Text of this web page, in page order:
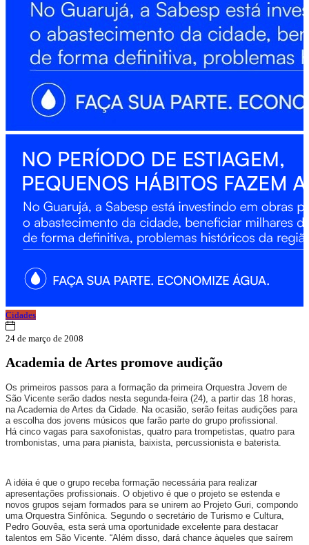
Cidades
24 de março de 2008
Academia de Artes promove audição
Os primeiros passos para a formação da primeira Orquestra Jovem de
São Vicente serão dados nesta segunda-feira (24), a partir das 18 horas,
na Academia de Artes da Cidade. Na ocasião, serão feitas audições para
a escolha dos jovens músicos que farão parte do grupo profissional.
Há cinco vagas para saxofonistas, quatro para trompetistas, quatro para
trombonistas, uma para pianista, baixista, percussionista e baterista.
A idéia é que o grupo receba formação necessária para realizar
apresentações profissionais. O objetivo é que o projeto se estenda e
novos grupos sejam formados para se unirem ao Projeto Guri, compondo
uma Orquestra Sinfônica. Segundo o secretário de Turismo e Cultura,
Pedro Gouvêa, esta será uma oportunidade excelente para destacar
talentos em São Vicente. “Além disso, dará chance àqueles que saírem